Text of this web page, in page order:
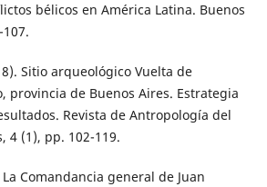
bélicos en América Latina. Buenos
Sitio arqueológico Vuelta de
provincia de Buenos Aires. Estrategia
Revista de Antropología del
4 (1), pp. 102-119.
La Comandancia general de Juan